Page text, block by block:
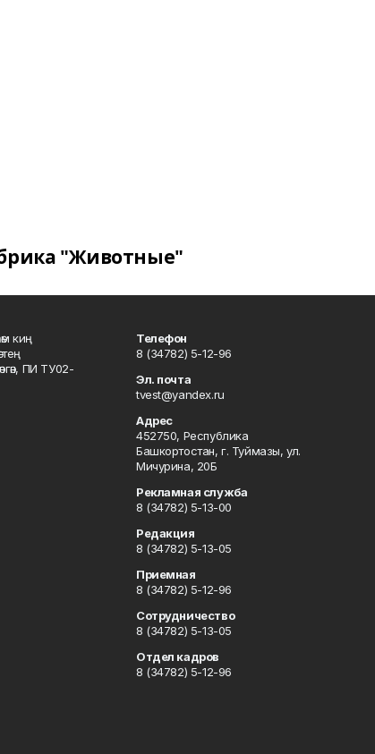
"Животные"
киң
ПИ ТУ02-
Телефон
8 (34782) 5-12-96
Эл. почта
tvest@yandex.ru
Адрес
452750, Республика
Башкортостан, г. Туймазы, ул.
Мичурина, 20Б
Рекламная служба
8 (34782) 5-13-00
Редакция
8 (34782) 5-13-05
Приемная
8 (34782) 5-12-96
Сотрудничество
8 (34782) 5-13-05
Отдел кадров
8 (34782) 5-12-96